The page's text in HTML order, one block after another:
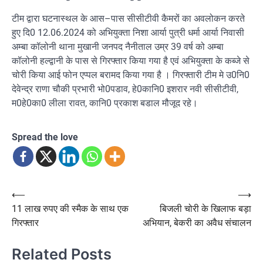
टीम द्वारा घटनास्थल के आस–पास सीसीटीवी कैमरों का अवलोकन करते
हुए दि0 12.06.2024 को अभियुक्ता निशा आर्या पुत्री धर्मा आर्या निवासी
अम्बा कॉलोनी थाना मुखानी जनपद नैनीताल उम्र 39 वर्ष को अम्बा
कॉलोनी हल्द्वानी के पास से गिरफ्तार किया गया है एवं अभियुक्ता के कब्जे से
चोरी किया आई फोन एप्पल बरामद किया गया है । गिरफ्तारी टीम मे उ0नि0
देवेन्द्र राणा चौकी प्रभारी भो0पडाव, हे0कानि0 इशरार नवी सीसीटीवी,
म0हे0का0 लीला रावत, कानि0 प्रकाश बडाल मौजूद रहे।
Spread the love
Post
navigation
⟵
11 लाख रुपए की स्मैक के साथ एक
गिरफ्तार
बिजली चोरी के खिलाफ बड़ा
अभियान, बेकरी का अवैध संचालन
⟶
Related Posts